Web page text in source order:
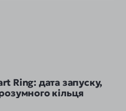
Ring: дата запуску,
кільця